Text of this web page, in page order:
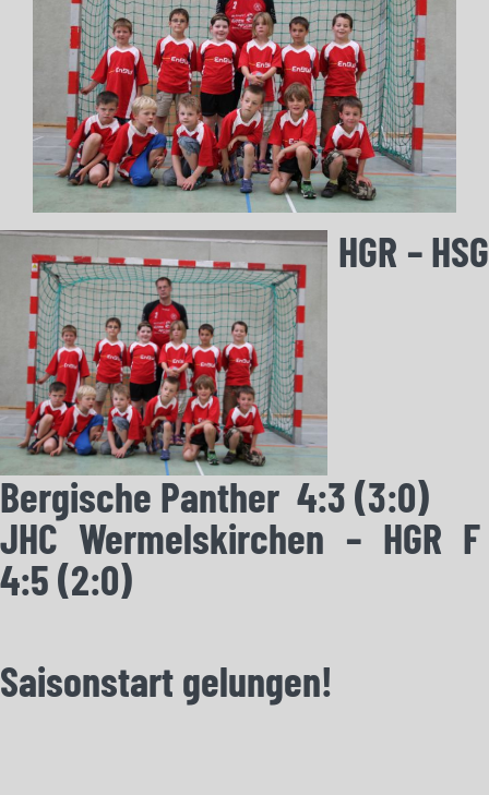
HGR – HSG
Bergische Panther 4:3 (3:0)
JHC Wermelskirchen – HGR F
4:5 (2:0)
Saisonstart gelungen!